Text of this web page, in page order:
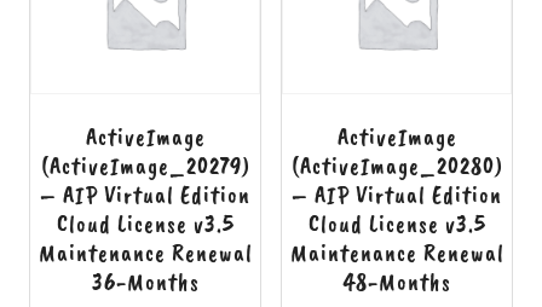
ActiveImage
(ActiveImage_20279)
– AIP Virtual Edition
Cloud License v3.5
Maintenance Renewal
36-Months
ActiveImage
(ActiveImage_20280)
– AIP Virtual Edition
Cloud License v3.5
Maintenance Renewal
48-Months